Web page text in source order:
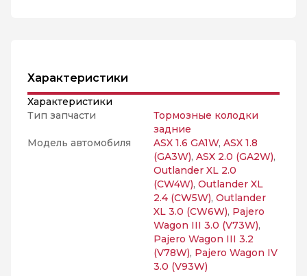
Характеристики
Характеристики
Тип запчасти
Тормозные колодки
задние
Модель автомобиля
ASX 1.6 GA1W, ASX 1.8
(GA3W), ASX 2.0 (GA2W),
Outlander XL 2.0
(CW4W), Outlander XL
2.4 (CW5W), Outlander
XL 3.0 (CW6W), Pajero
Wagon III 3.0 (V73W),
Pajero Wagon III 3.2
(V78W), Pajero Wagon IV
3.0 (V93W)